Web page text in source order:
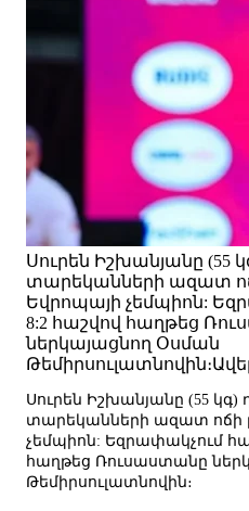
Սուրեն Իշխանյանը (55
տարեկանների ազատ
Եվրոպայի չեմպիոն:
8:2 հաշվով հաղթեց
ներկայացնող Օսման
Սուրեն Իշխանյանը (55 կգ)
տարեկանների ազատ ոճի
չեմպիոն: Եզրափակչում
հաղթեց Ռուսաստանը
Թեմիրսուլատնովին։